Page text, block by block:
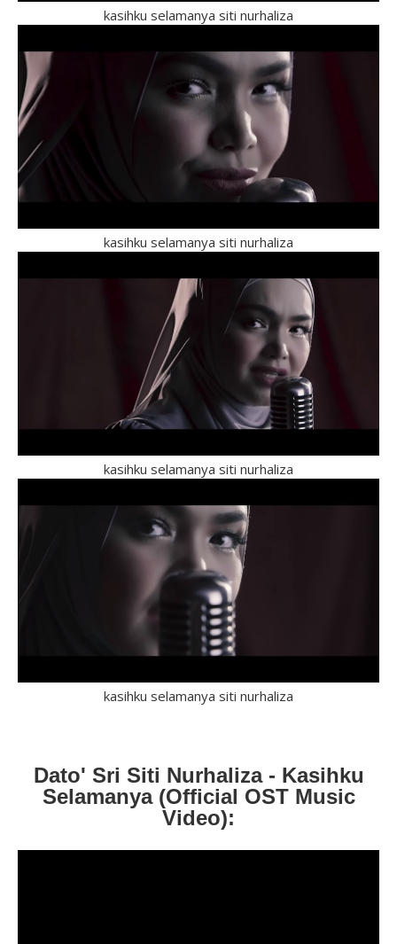
kasihku selamanya siti nurhaliza
kasihku selamanya siti nurhaliza
kasihku selamanya siti nurhaliza
kasihku selamanya siti nurhaliza
Dato' Sri Siti Nurhaliza - Kasihku
Selamanya (Official OST Music
Video):